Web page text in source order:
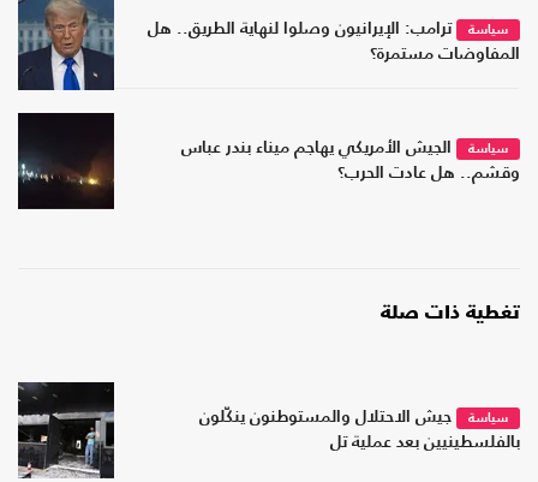
سياسة
ترامب: الإيرانيون وصلوا لنهاية الطريق.. هل
المفاوضات مستمرة؟
سياسة
الجيش الأمريكي يهاجم ميناء بندر عباس
وقشم.. هل عادت الحرب؟
تغطية ذات صلة
سياسة
جيش الاحتلال والمستوطنون ينكّلون
بالفلسطينيين بعد عملية تل